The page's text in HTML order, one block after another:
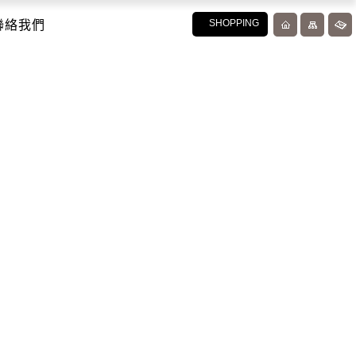
SHOPPING
絡我們